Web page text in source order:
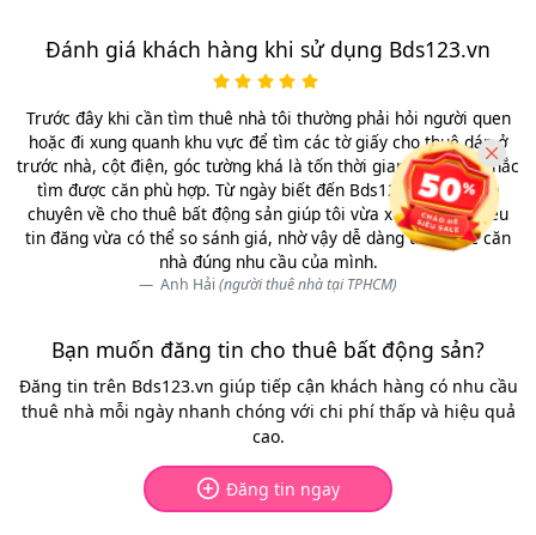
Đánh giá khách hàng khi sử dụng Bds123.vn
Trước đây khi cần tìm thuê nhà tôi thường phải hỏi người quen
hoặc đi xung quanh khu vực để tìm các tờ giấy cho thuê dán ở
trước nhà, cột điện, góc tường khá là tốn thời gian mà chưa chắc
tìm được căn phù hợp. Từ ngày biết đến Bds123.vn, website
chuyên về cho thuê bất động sản giúp tôi vừa xem được nhiều
tin đăng vừa có thể so sánh giá, nhờ vậy dễ dàng tìm được căn
nhà đúng nhu cầu của mình.
Anh Hải (người thuê nhà tại TPHCM)
Bạn muốn đăng tin cho thuê bất động sản?
Đăng tin trên Bds123.vn giúp tiếp cận khách hàng có nhu cầu
thuê nhà mỗi ngày nhanh chóng với chi phí thấp và hiệu quả
cao.
Đăng tin ngay